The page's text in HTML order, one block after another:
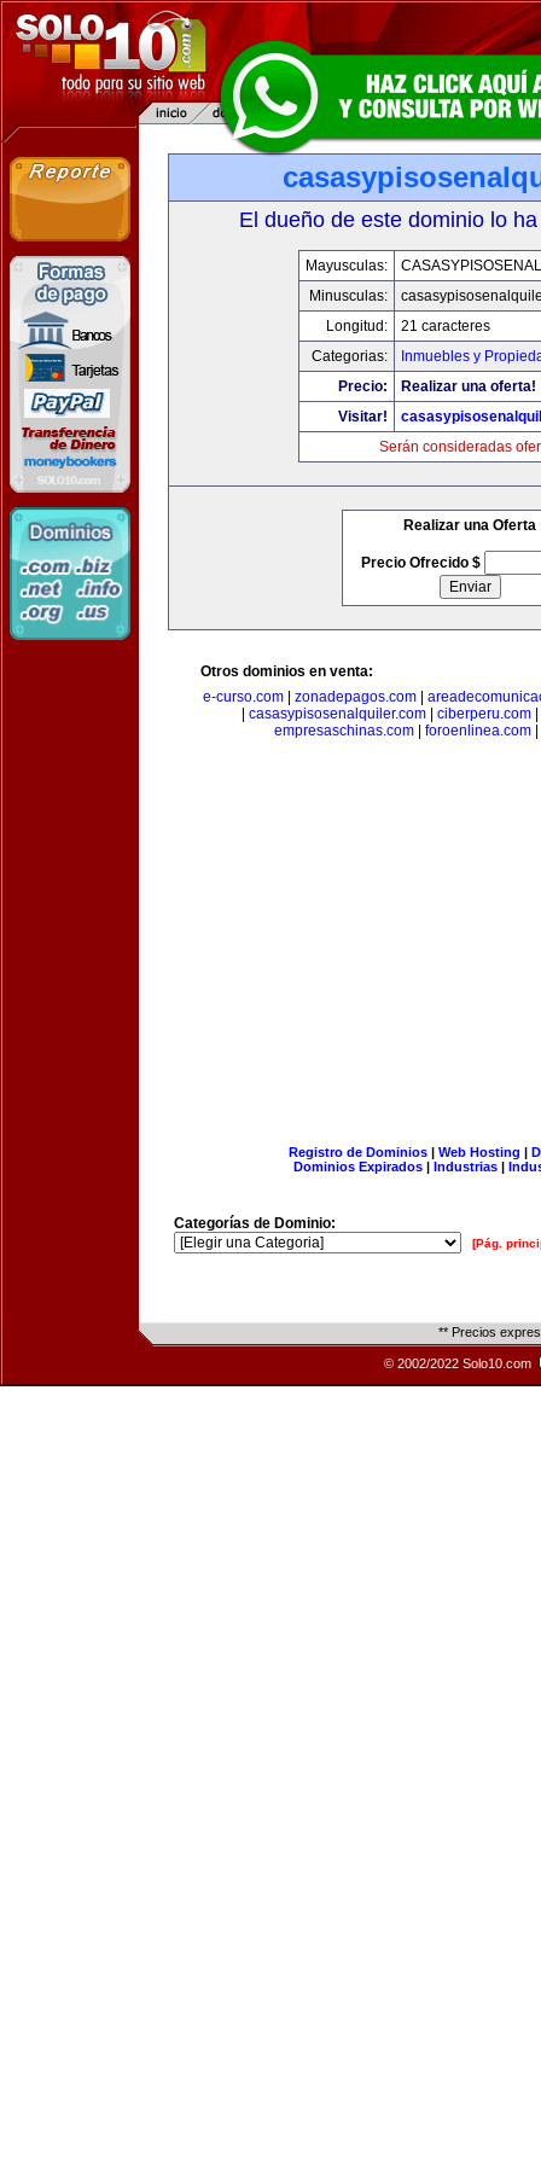
El dueño de este dominio lo
Mayusculas:
Minusculas:
Longitud:
21 caracteres
Categorias:
Inmuebles y
Precio:
Realizar una oferta!
Visitar!
Serán consideradas
Realizar una Oferta
Precio Ofrecido $
Otros dominios en venta:
e-curso.com| zonadepagos.com|
casasypisosenalquiler.com ciberperu.com
empresaschinas.com| foroenlinea.com|
Registro de Dominios| Web Hosting |
Dominios Expirados | Industrias |
Categorías de Dominio:
[Pág.
** Precios
© 2002/2022 Solo10.com